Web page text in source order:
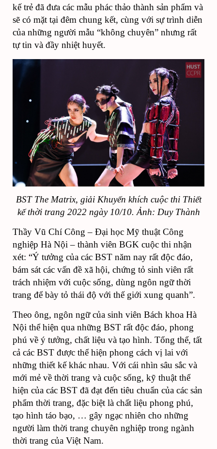
kế trẻ đã đưa các mẫu phác thảo thành sản phẩm và
sẽ có mặt tại đêm chung kết, cùng với sự trình diễn
của những người mẫu “không chuyên” nhưng rất
tự tin và đầy nhiệt huyết.
BST The Matrix, giải Khuyến khích cuộc thi Thiết
kế thời trang 2022 ngày 10/10. Ảnh: Duy Thành
Thầy Vũ Chí Công – Đại học Mỹ thuật Công
nghiệp Hà Nội – thành viên BGK cuộc thi nhận
xét: “Ý tưởng của các BST năm nay rất độc đáo,
bám sát các vấn đề xã hội, chứng tỏ sinh viên rất
trách nhiệm với cuộc sống, dùng ngôn ngữ thời
trang để bày tỏ thái độ với thế giới xung quanh”.
Theo ông, ngôn ngữ của sinh viên Bách khoa Hà
Nội thể hiện qua những BST rất độc đáo, phong
phú về ý tưởng, chất liệu và tạo hình. Tổng thể, tất
cả các BST được thể hiện phong cách vị lai với
những thiết kế khác nhau. Với cái nhìn sâu sắc và
mới mẻ về thời trang và cuộc sống, kỹ thuật thể
hiện của các BST đã đạt đến tiêu chuẩn của các sản
phẩm thời trang, đặc biệt là chất liệu phong phú,
tạo hình táo bạo, … gây ngạc nhiên cho những
người làm thời trang chuyên nghiệp trong ngành
thời trang của Việt Nam.